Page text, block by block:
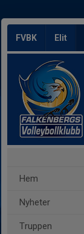
FVBK Elit
Hem
Nyheter
Truppen